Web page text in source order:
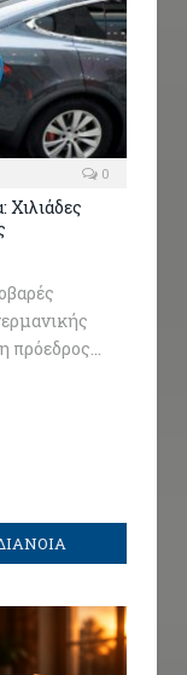
0
Χιλιάδες
πρόεδρος…